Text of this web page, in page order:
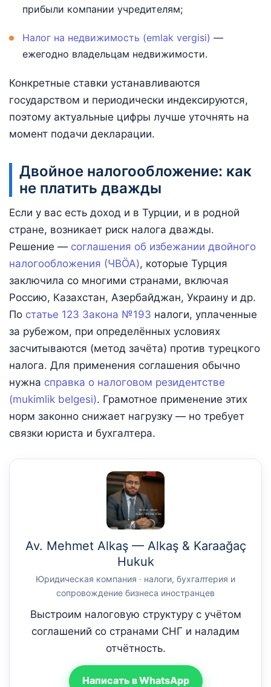
прибыли компании учредителям;
Налог на недвижимость (emlak vergisi) —
ежегодно владельцам недвижимости.
Конкретные ставки устанавливаются
государством и периодически индексируются,
поэтому актуальные цифры лучше уточнять на
момент подачи декларации.
Двойное налогообложение: как
не платить дважды
Если у вас есть доход и в Турции, и в родной
стране, возникает риск налога дважды.
Решение — соглашения об избежании двойного
налогообложения (ЧВÖA), которые Турция
заключила со многими странами, включая
Россию, Казахстан, Азербайджан, Украину и др.
По статье 123 Закона №193 налоги, уплаченные
за рубежом, при определённых условиях
засчитываются (метод зачёта) против турецкого
налога. Для применения соглашения обычно
нужна справка о налоговом резидентстве
(mukimlik belgesi). Грамотное применение этих
норм законно снижает нагрузку — но требует
связки юриста и бухгалтера.
Av. Mehmet Alkaş — Alkaş & Karaağaç
Hukuk
Юридическая компания · налоги, бухгалтерия и
сопровождение бизнеса иностранцев
Выстроим налоговую структуру с учётом
соглашений со странами СНГ и наладим
отчётность.
Написать в WhatsApp